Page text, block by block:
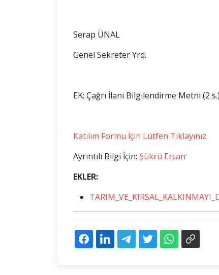
Serap ÜNAL
Genel Sekreter Yrd.
EK: Çağrı İlanı Bilgilendirme Metni (2 s.)
Katılım Formu İçin Lütfen Tıklayınız.
Ayrıntılı Bilgi İçin: Şükrü Ercan
EKLER: